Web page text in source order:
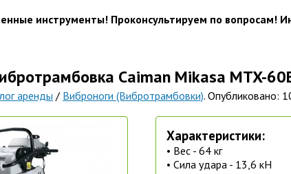
инструменты! Проконсультируем по
Caiman Mikasa MTX-
аренды / Виброноги (Вибротрамбовки). Опубликовано:
Характеристики:
• Вес - 64 кг
• Сила удара - 13,6 кН